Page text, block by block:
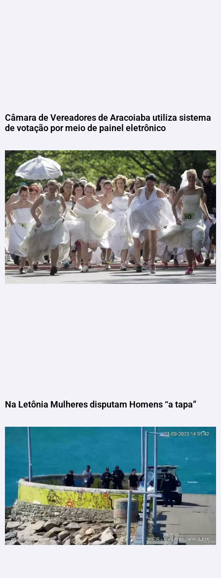
Câmara de Vereadores de Aracoiaba utiliza sistema
de votação por meio de painel eletrônico
Na Letônia Mulheres disputam Homens “a tapa”